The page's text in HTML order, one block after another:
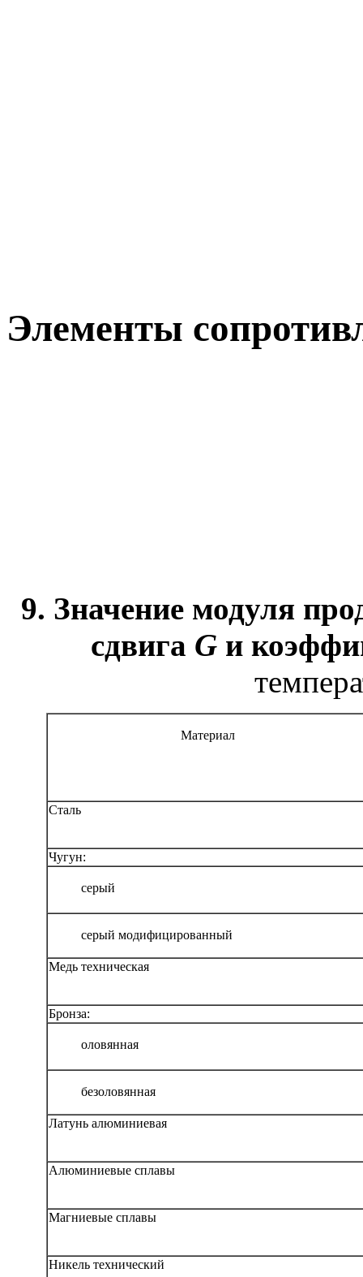
Элементы
9. Значение модуля
сдвига G и
Материал
Сталь
Чугун:
серый
серый модифицированный
Медь техническая
Бронза:
оловянная
безоловянная
Латунь алюминиевая
Алюминиевые сплавы
Магниевые сплавы
Никель технический